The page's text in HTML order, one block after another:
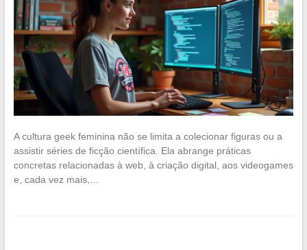
A cultura geek feminina não se limita a colecionar figuras ou a
assistir séries de ficção científica. Ela abrange práticas
concretas relacionadas à web, à criação digital, aos videogames
e, cada vez mais,…